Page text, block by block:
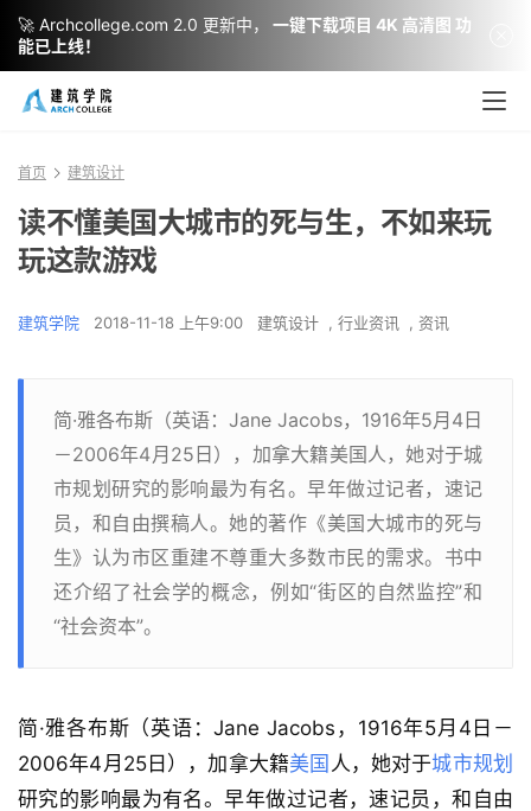
首页 建筑设计
读不懂美国大城市的死与生，不如来玩
玩这款游戏
建筑学院 2018-11-18 上午9:00 建筑设计 , 行业资讯 , 资讯
简·雅各布斯（英语：Jane Jacobs，1916年5月4日
－2006年4月25日），加拿大籍美国人，她对于城
市规划研究的影响最为有名。早年做过记者，速记
员，和自由撰稿人。她的著作《美国大城市的死与
生》认为市区重建不尊重大多数市民的需求。书中
还介绍了社会学的概念，例如“街区的自然监控”和
“社会资本”。
简·雅各布斯（英语：Jane Jacobs，1916年5月4日－
2006年4月25日），加拿大籍美国 人，她对于城市规划
研究的影响最为有名。早年做过记者，速记员，和自由
🚀 Archcollege.com 2.0 更新中，
一键下载项目 4K 高清图 功
能已上线！